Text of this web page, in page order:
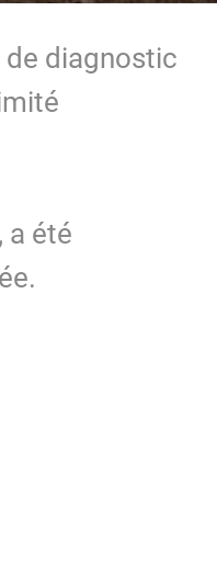
de diagnostic
a été